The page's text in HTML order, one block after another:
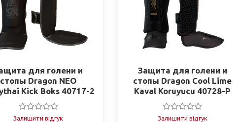
для голени и
стопы Dragon NEO
Kick Boks 40717-2
Залишити відгук
Защита для голени и
стопы Dragon Cool Lime
Kaval Koruyucu 40728-P
Залишити відгук